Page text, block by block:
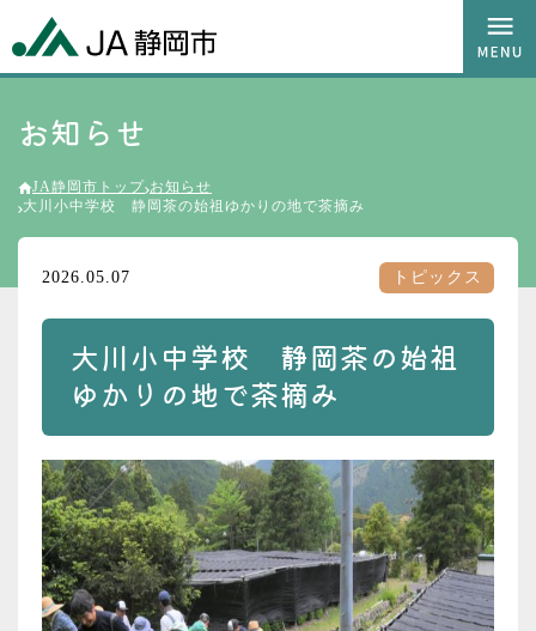
お知らせ
JA静岡市トップ お知らせ
大川小中学校 静岡茶の始祖ゆかりの地で茶摘み
2026.05.07 トピックス
大川小中学校 静岡茶の始祖
ゆかりの地で茶摘み